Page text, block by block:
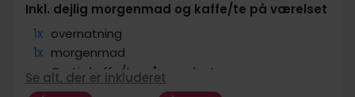
Inkl. dejlig morgenmad og kaffe/te på værelset
1x overnatning
1x morgenmad
∞
Gratis kaffe/te på værelset
∞ Gratis parkering
Se alt, der er inkluderet